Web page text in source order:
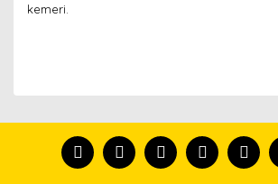
kemeri.
tanısın.
formunu kullanarak tarafımıza
Görüş ve önerileriniz için teşekkür ederiz.